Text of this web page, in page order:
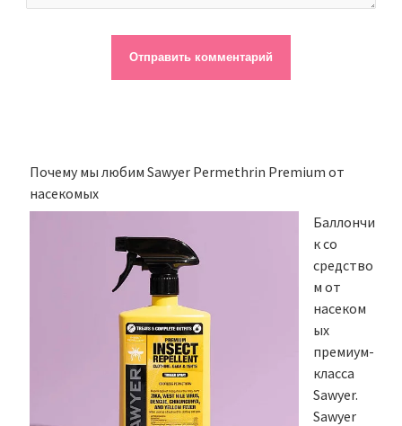
Почему мы любим Sawyer Permethrin Premium от
насекомых
Баллончи
к со
средство
м от
насеком
ых
премиум-
класса
Sawyer.
Sawyer